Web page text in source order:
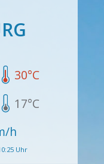
30°C
17°C
h
Uhr